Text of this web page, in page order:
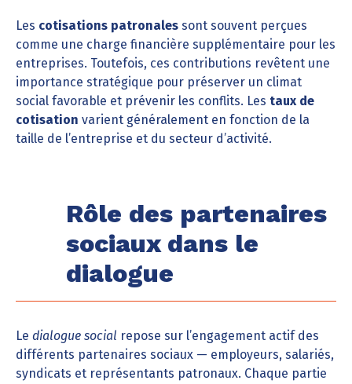
Les cotisations patronales sont souvent perçues
comme une charge financière supplémentaire pour les
entreprises. Toutefois, ces contributions revêtent une
importance stratégique pour préserver un climat
social favorable et prévenir les conflits. Les taux de
cotisation varient généralement en fonction de la
taille de l’entreprise et du secteur d’activité.
Rôle des partenaires
sociaux dans le
dialogue
Le dialogue social repose sur l’engagement actif des
différents partenaires sociaux — employeurs, salariés,
syndicats et représentants patronaux. Chaque partie